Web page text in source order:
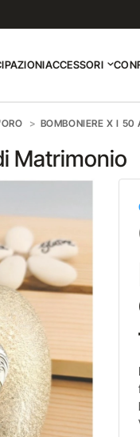
ACCESSORI
BOMBONIERE X I 50
Matrimonio